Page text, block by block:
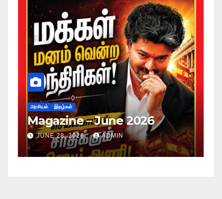
அரசியல்
Magazine – May 2026
JUNE 28, 2026 ADMIN